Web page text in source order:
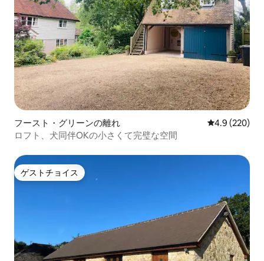
フースト・グリーンの離れ レビュー220
4.9 (220)
ロフト、犬同伴OKの小さくて完璧な空間
ゲストチョイス
ゲストチョイス